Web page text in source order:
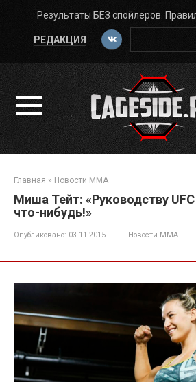
Перейти
контенту
Результаты БЕЗ спойлеров.
РЕДАКЦИЯ
Поиск:
Главная » Новости ММА
Миша Тейт: «Руководству
что-нибудь!»
Опубликовано: 03.11.2015 Новости ММА